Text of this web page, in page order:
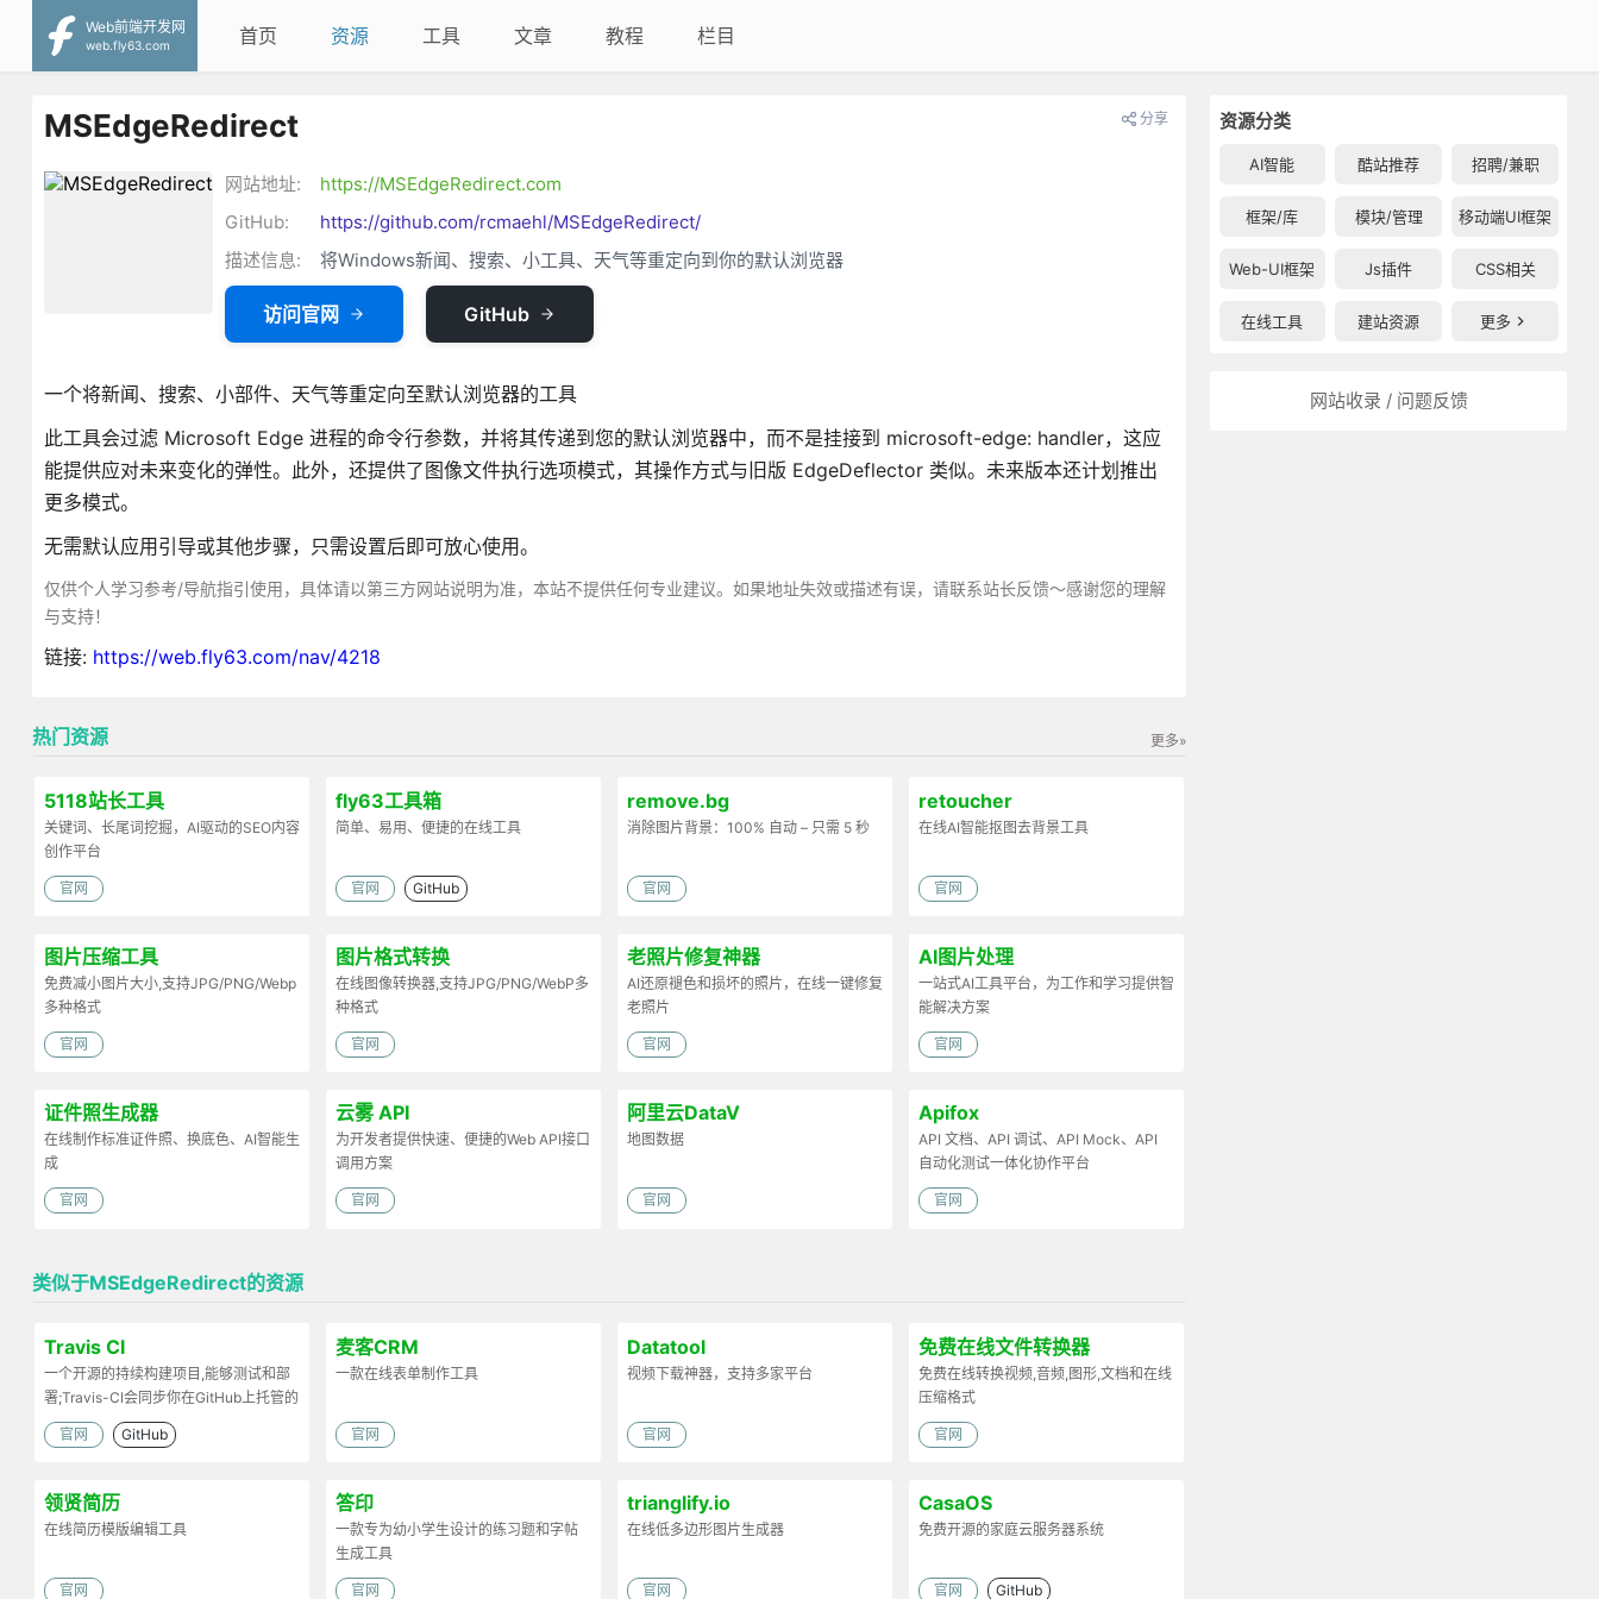
Web前端开发网
web.fly63.com
首页 资源 工具 文章 教程 栏目
资源分类
AI智能 酷站推荐 招聘/兼职
框架/库 模块/管理 移动端UI框架
Web-UI框架 Js插件 CSS相关
在线工具 建站资源 更多
网站收录 / 问题反馈
MSEdgeRedirect 分享
网站地址:
https://MSEdgeRedirect.com
GitHub:
https://github.com/rcmaehl/MSEdgeRedirect/
描述信息:
将Windows新闻、搜索、小工具、天气等重定向到你的默认浏览器
访问官网 GitHub
一个将新闻、搜索、小部件、天气等重定向至默认浏览器的工具
此工具会过滤 Microsoft Edge 进程的命令行参数，并将其传递到您的默认浏览器中，而不是挂接到 microsoft-edge: handler，这应
能提供应对未来变化的弹性。此外，还提供了图像文件执行选项模式，其操作方式与旧版 EdgeDeflector 类似。未来版本还计划推出
更多模式。
无需默认应用引导或其他步骤，只需设置后即可放心使用。
仅供个人学习参考/导航指引使用，具体请以第三方网站说明为准，本站不提供任何专业建议。如果地址失效或描述有误，请联系站长反馈～感谢您的理解
与支持！
链接: https://web.fly63.com/nav/4218
更多»
热门资源
5118站长工具
关键词、长尾词挖掘，AI驱动的SEO内容
创作平台
官网
fly63工具箱
简单、易用、便捷的在线工具
官网 GitHub
remove.bg
消除图片背景：100% 自动 – 只需 5 秒
官网
retoucher
在线AI智能抠图去背景工具
官网
图片压缩工具
免费减小图片大小,支持JPG/PNG/Webp
多种格式
官网
图片格式转换
在线图像转换器,支持JPG/PNG/WebP多
种格式
官网
老照片修复神器
AI还原褪色和损坏的照片，在线一键修复
老照片
官网
AI图片处理
一站式AI工具平台，为工作和学习提供智
能解决方案
官网
证件照生成器
在线制作标准证件照、换底色、AI智能生
成
官网
云雾 API
为开发者提供快速、便捷的Web API接口
调用方案
官网
阿里云DataV
地图数据
官网
Apifox
API 文档、API 调试、API Mock、API
自动化测试一体化协作平台
官网
类似于MSEdgeRedirect的资源
Travis CI
一个开源的持续构建项目,能够测试和部
署;Travis-CI会同步你在GitHub上托管的
项目
官网 GitHub
麦客CRM
一款在线表单制作工具
官网
Datatool
视频下载神器，支持多家平台
官网
免费在线文件转换器
免费在线转换视频,音频,图形,文档和在线
压缩格式
官网
领贤简历
在线简历模版编辑工具
官网
答印
一款专为幼小学生设计的练习题和字帖
生成工具
官网
trianglify.io
在线低多边形图片生成器
官网
CasaOS
免费开源的家庭云服务器系统
官网 GitHub